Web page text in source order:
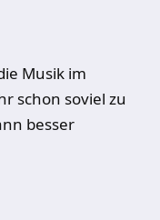
Musik im
schon soviel zu
besser